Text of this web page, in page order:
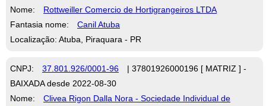
Nome:
Rottweiller Comercio de Hortigrangeiros LTDA
Fantasia nome:
Canil Atuba
Localização: Atuba, Piraquara - PR
CNPJ: 37.801.926/0001-96
| 37801926000196 [ MATRIZ ] -
BAIXADA desde 2022-08-30
Nome:
Clivea Rigon Dalla Nora - Sociedade Individual de